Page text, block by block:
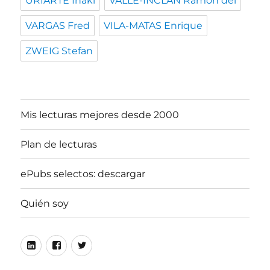
VARGAS Fred VILA-MATAS Enrique
ZWEIG Stefan
Mis lecturas mejores desde 2000
Plan de lecturas
ePubs selectos: descargar
Quién soy
LinkedinFacebookTwitter